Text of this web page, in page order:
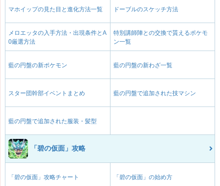
マホイップの見た目と進化方法一覧 ドーブルのスケッチ方法
メロエッタの入手方法・出現条件とA
0厳選方法
特別講師陣との交換で貰えるポケモ
ン一覧
藍の円盤の新ポケモン 藍の円盤の新わざ一覧
スター団幹部イベントまとめ 藍の円盤で追加された技マシン
藍の円盤で追加された服装・髪型
「碧の仮面」攻略
「碧の仮面」攻略チャート 「碧の仮面」の始め方